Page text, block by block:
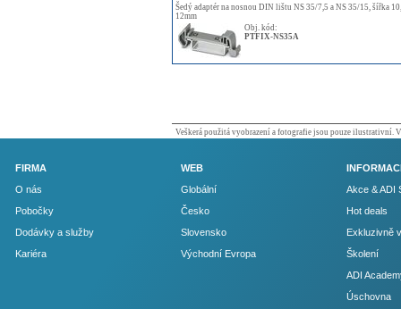
Šedý adaptér na nosnou DIN lištu NS 35/7,5 a NS 35/15, šířka
12mm
Obj. kód:
PTFIX-NS35A
Veškerá použitá vyobrazení a fotografie jsou pouze ilustrativní.
FIRMA
O nás
Pobočky
Dodávky a služby
Kariéra
WEB
Globální
Česko
Slovensko
Východní Evropa
Akce & ADI
Hot deals
Exkluzivně
Školení
ADI
Úschovna